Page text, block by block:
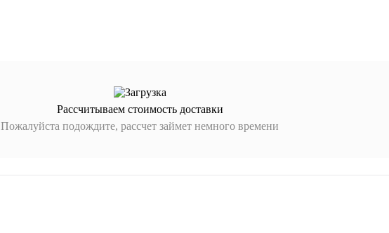
Рассчитываем стоимость доставки
Пожалуйста подождите, рассчет займет немного времени